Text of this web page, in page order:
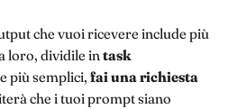
che vuoi ricevere include più
loro, dividile in task
più semplici, fai una richiesta
che i tuoi prompt siano